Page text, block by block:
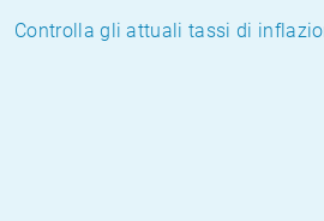
Controlla gli attuali tassi di